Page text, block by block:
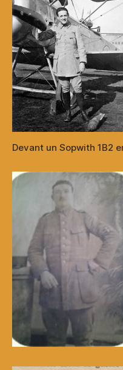
Devant un Sopwith 1B2